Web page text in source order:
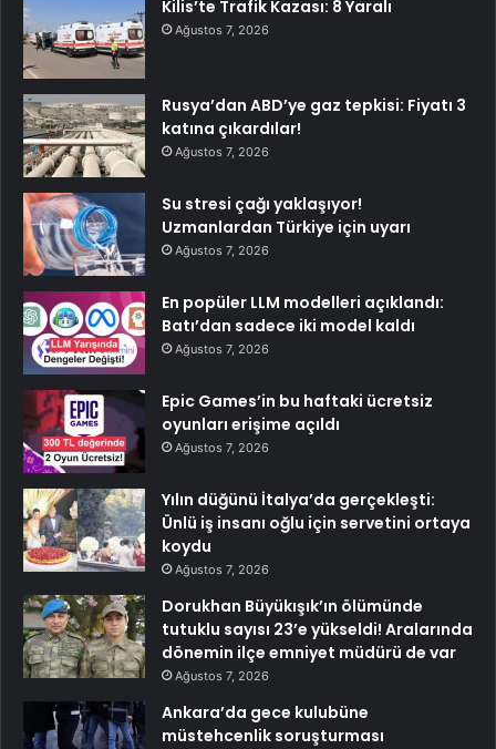
Kilis’te Trafik Kazası: 8 Yaralı
Ağustos 7, 2026
Rusya’dan ABD’ye gaz tepkisi: Fiyatı 3
katına çıkardılar!
Ağustos 7, 2026
Su stresi çağı yaklaşıyor!
Uzmanlardan Türkiye için uyarı
Ağustos 7, 2026
En popüler LLM modelleri açıklandı:
Batı’dan sadece iki model kaldı
Ağustos 7, 2026
Epic Games’in bu haftaki ücretsiz
oyunları erişime açıldı
Ağustos 7, 2026
Yılın düğünü İtalya’da gerçekleşti:
Ünlü iş insanı oğlu için servetini ortaya
koydu
Ağustos 7, 2026
Dorukhan Büyükışık’ın ölümünde
tutuklu sayısı 23’e yükseldi! Aralarında
dönemin ilçe emniyet müdürü de var
Ağustos 7, 2026
Ankara’da gece kulubüne
müstehcenlik soruşturması